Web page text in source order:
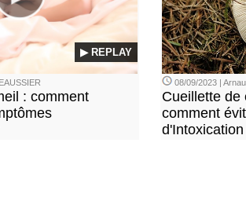
▶ REPLAY
: comment
08/09/2023 |
Cueillette de
comment
d'Intoxication